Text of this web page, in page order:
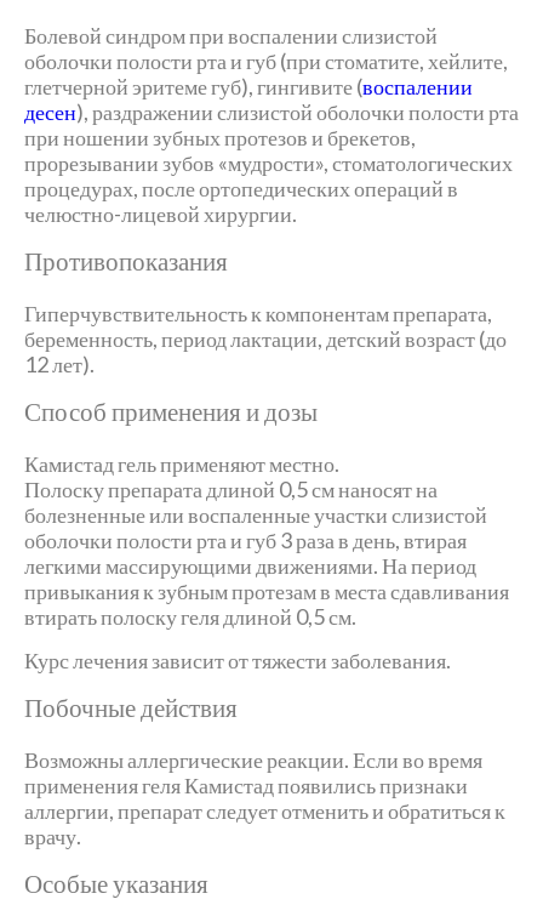
Болевой синдром при воспалении слизистой
оболочки полости рта и губ (при стоматите, хейлите,
глетчерной эритеме губ), гингивите (воспалении
десен), раздражении слизистой оболочки полости рта
при ношении зубных протезов и брекетов,
прорезывании зубов «мудрости», стоматологических
процедурах, после ортопедических операций в
челюстно-лицевой хирургии.
Противопоказания
Гиперчувствительность к компонентам препарата,
беременность, период лактации, детский возраст (до
12 лет).
Способ применения и дозы
Камистад гель применяют местно.
Полоску препарата длиной 0,5 см наносят на
болезненные или воспаленные участки слизистой
оболочки полости рта и губ 3 раза в день, втирая
легкими массирующими движениями. На период
привыкания к зубным протезам в места сдавливания
втирать полоску геля длиной 0,5 см.
Курс лечения зависит от тяжести заболевания.
Побочные действия
Возможны аллергические реакции. Если во время
применения геля Камистад появились признаки
аллергии, препарат следует отменить и обратиться к
врачу.
Особые указания